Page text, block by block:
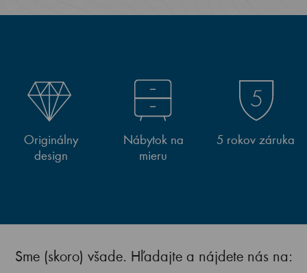
Originálny
design
Nábytok na
mieru
5 rokov záruka
Sme (skoro) všade. Hľadajte a nájdete nás na: